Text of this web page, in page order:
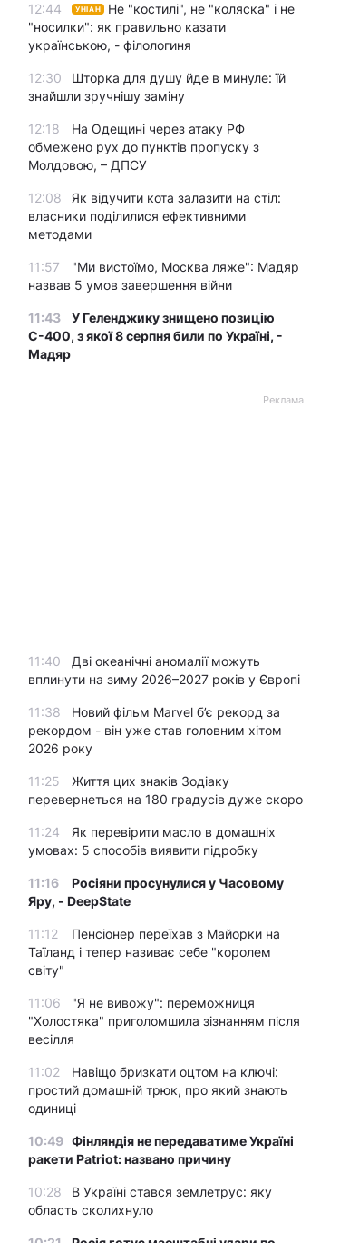
Дрони атакували
Рязань, горить один із
найбільших
російських НПЗ (відео)
12:44 УНІАН
Не "костилі", не "коляска" і не
"носилки": як правильно казати
українською, - філологиня
12:30
Шторка для душу йде в минуле: їй
знайшли зручнішу заміну
12:18
На Одещині через атаку РФ
обмежено рух до пунктів пропуску з
Молдовою, – ДПСУ
12:08
Як відучити кота залазити на стіл:
власники поділилися ефективними
методами
11:57
"Ми вистоїмо, Москва ляже": Мадяр
назвав 5 умов завершення війни
11:43
У Геленджику знищено позицію
С-400, з якої 8 серпня били по Україні, -
Мадяр
Реклама
11:40
Дві океанічні аномалії можуть
вплинути на зиму 2026–2027 років у Європі
11:38
Новий фільм Marvel б’є рекорд за
рекордом - він уже став головним хітом
2026 року
11:25
Життя цих знаків Зодіаку
перевернеться на 180 градусів дуже скоро
11:24
Як перевірити масло в домашніх
умовах: 5 способів виявити підробку
11:16
Росіяни просунулися у Часовому
Яру, - DeepState
11:12
Пенсіонер переїхав з Майорки на
Таїланд і тепер називає себе "королем
світу"
11:06
"Я не вивожу": переможниця
"Холостяка" приголомшила зізнанням після
весілля
11:02
Навіщо бризкати оцтом на ключі:
простий домашній трюк, про який знають
одиниці
10:49 Фінляндія не передаватиме Україні
ракети Patriot: названо причину
10:28
В Україні стався землетрус: яку
область сколихнуло